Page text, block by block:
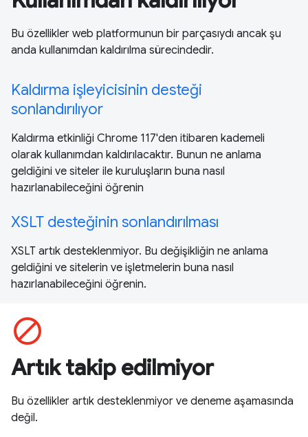
Bu özellikler web platformunun bir parçasıydı ancak şu
anda kullanımdan kaldırılma sürecindedir.
Kaldırma işleyicisinin desteği
sonlandırılıyor
Kaldırma etkinliği Chrome 117'den itibaren kademeli
olarak kullanımdan kaldırılacaktır. Bunun ne anlama
geldiğini ve siteler ile kuruluşların buna nasıl
hazırlanabileceğini öğrenin
XSLT desteğinin sonlandırılması
XSLT artık desteklenmiyor. Bu değişikliğin ne anlama
geldiğini ve sitelerin ve işletmelerin buna nasıl
hazırlanabileceğini öğrenin.
block
Artık takip edilmiyor
Bu özellikler artık desteklenmiyor ve deneme aşamasında
değil.